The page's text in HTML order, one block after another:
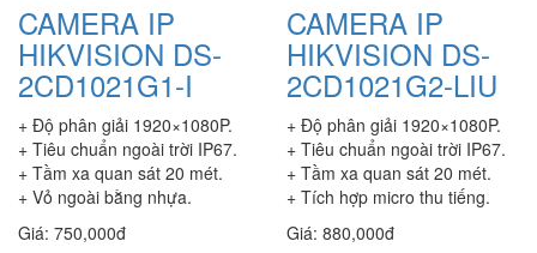
CAMERA IP
HIKVISION DS-
2CD1021G1-I
+ Độ phân giải 1920×1080P.
+ Tiêu chuẩn ngoài trời IP67.
+ Tầm xa quan sát 20 mét.
+ Vỏ ngoài bằng nhựa.
Giá: 750,000đ
CAMERA IP
HIKVISION DS-
2CD1021G2-LIU
+ Độ phân giải 1920×1080P.
+ Tiêu chuẩn ngoài trời IP67.
+ Tầm xa quan sát 20 mét.
+ Tích hợp micro thu tiếng.
Giá: 880,000đ